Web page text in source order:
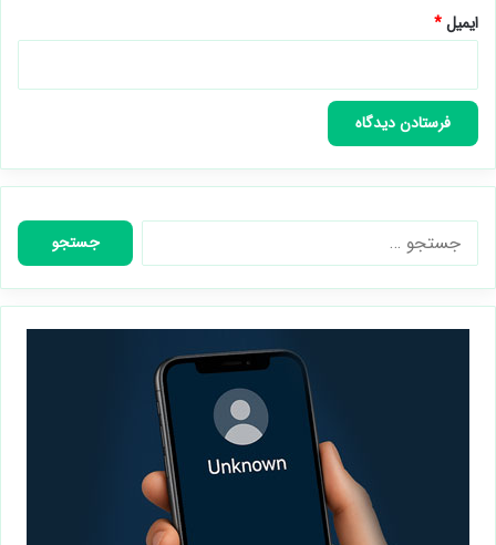
ایمیل*
جستجو
برای: